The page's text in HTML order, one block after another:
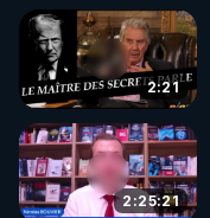
2:21
2:25:21